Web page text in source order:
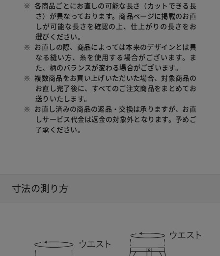
※ 各商品ごとにお直しの可能な長さ（カットできる長
さ）が異なっております。商品ページに掲載のお直
しが可能な長さを確認の上、仕上がりの長さをお
選びください。
※ お直しの際、商品によっては本来のデザインとは異
なる縫い方、糸を使用する場合がございます。ま
た、柄のバランスが変わる場合がございます。
※ 複数商品をお買い上げいただいた場合、対象商品の
お直し完了後に、すべてのご注文商品をまとめてお
送りいたします。
※ お直し済みの商品の返品・交換は承りますが、お直
しサービス代金は返金の対象外となります。予めご
了承ください。
寸法の測り方